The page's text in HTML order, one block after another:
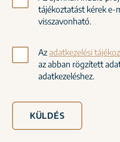
tájékoztatást kérek e-
visszavonható.
Azadatkezelési
az abban rögzített
adatkezeléshez.
KÜLDÉS